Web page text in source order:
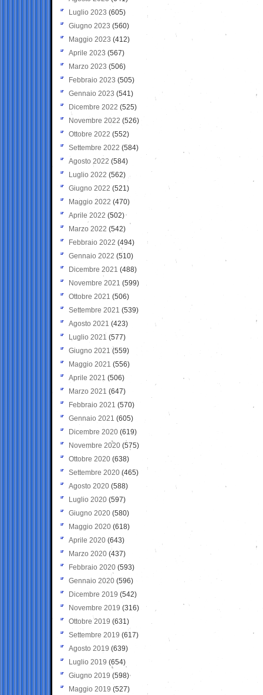
Luglio 2023 (605)
Giugno 2023 (560)
Maggio 2023 (412)
Aprile 2023 (567)
Marzo 2023 (506)
Febbraio 2023 (505)
Gennaio 2023 (541)
Dicembre 2022 (525)
Novembre 2022 (526)
Ottobre 2022 (552)
Settembre 2022 (584)
Agosto 2022 (584)
Luglio 2022 (562)
Giugno 2022 (521)
Maggio 2022 (470)
Aprile 2022 (502)
Marzo 2022 (542)
Febbraio 2022 (494)
Gennaio 2022 (510)
Dicembre 2021 (488)
Novembre 2021 (599)
Ottobre 2021 (506)
Settembre 2021 (539)
Agosto 2021 (423)
Luglio 2021 (577)
Giugno 2021(559)
Maggio 2021 (556)
Aprile 2021 (506)
Marzo 2021 (647)
Febbraio 2021 (570)
Gennaio 2021 (605)
Dicembre 2020 (619)
Novembre 2020 (575)
Ottobre 2020 (638)
Settembre 2020(465)
Agosto 2020 (588)
Luglio 2020 (597)
Giugno 2020 (580)
Maggio 2020 (618)
Aprile 2020 (643)
Marzo 2020 (437)
Febbraio 2020 (593)
Gennaio 2020 (596)
Dicembre 2019 (542)
Novembre 2019 (316)
Ottobre 2019 (631)
Settembre 2019 (617)
Agosto 2019 (639)
Luglio 2019 (654)
Giugno 2019 (598)
Maggio 2019 (527)